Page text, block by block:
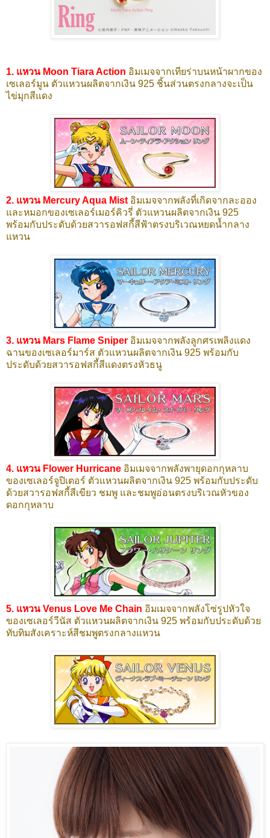
1. แหวน Moon Tiara Action อิมเมจจากเทียร่าบนหน้าผากของ
เซเลอร์มูน ตัวแหวนผลิตจากเงิน 925 ชิ้นส่วนตรงกลางจะเป็น
ไข่มุกสีแดง
2. แหวน Mercury Aqua Mist อิมเมจจากพลังที่เกิดจากละออง
และหมอกของเซเลอร์เมอร์คิวรี่ ตัวแหวนผลิตจากเงิน 925
พร้อมกับประดับด้วยสวารอฟสกี้สีฟ้าตรงบริเวณหยดน้ำกลาง
แหวน
3. แหวน Mars Flame Sniper อิมเมจจากพลังลูกศรเพลิงแดง
ฉานของเซเลอร์มาร์ส ตัวแหวนผลิตจากเงิน 925 พร้อมกับ
ประดับด้วยสวารอฟสกี้สีแดงตรงหัวธนู
4. แหวน Flower Hurricane อิมเมจจากพลังพายุดอกกุหลาบ
ของเซเลอร์จูปิเตอร์ ตัวแหวนผลิตจากเงิน 925 พร้อมกับประดับ
ด้วยสวารอฟสกี้สีเขียว ชมพู และชมพูอ่อนตรงบริเวณหัวของ
ดอกกุหลาบ
5. แหวน Venus Love Me Chain อิมเมจจากพลังโซ่รูปหัวใจ
ของเซเลอร์วีนัส ตัวแหวนผลิตจากเงิน 925 พร้อมกับประดับด้วย
ทับทิมสังเคราะห์สีชมพูตรงกลางแหวน